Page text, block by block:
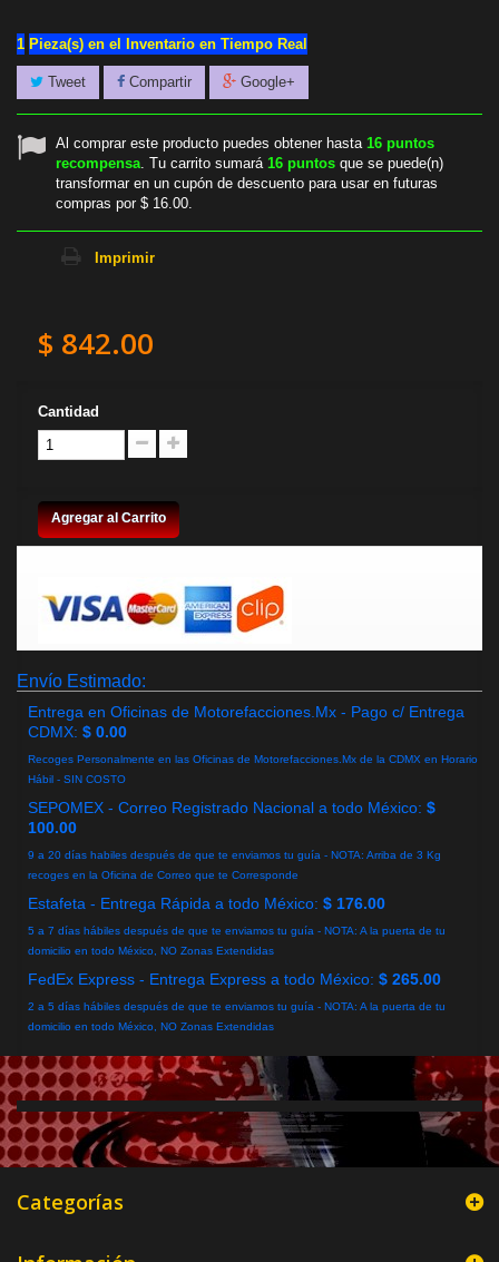
1 Pieza(s) en el Inventario en Tiempo Real
Tweet Compartir Google+
Al comprar este producto puedes obtener hasta 16 puntos
recompensa. Tu carrito sumará 16 puntos que se puede(n)
transformar en un cupón de descuento para usar en futuras
compras por $ 16.00.
Imprimir
$ 842.00
Cantidad
Agregar al Carrito
Envío Estimado:
Entrega en Oficinas de Motorefacciones.Mx - Pago c/ Entrega
CDMX: $ 0.00
Recoges Personalmente en las Oficinas de Motorefacciones.Mx de la CDMX en Horario
Hábil - SIN COSTO
SEPOMEX - Correo Registrado Nacional a todo México: $
100.00
9 a 20 días habiles después de que te enviamos tu guía - NOTA: Arriba de 3 Kg
recoges en la Oficina de Correo que te Corresponde
Estafeta - Entrega Rápida a todo México: $ 176.00
5 a 7 días hábiles después de que te enviamos tu guía - NOTA: A la puerta de tu
domicilio en todo México, NO Zonas Extendidas
FedEx Express - Entrega Express a todo México: $ 265.00
2 a 5 días hábiles después de que te enviamos tu guía - NOTA: A la puerta de tu
domicilio en todo México, NO Zonas Extendidas
Categorías